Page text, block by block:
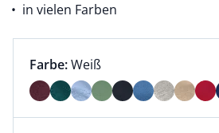
in vielen Farben
Farbauswahl:
Farbe:aktuell ausgewählt:
Weiß
Farbe Weiß ausgewählt